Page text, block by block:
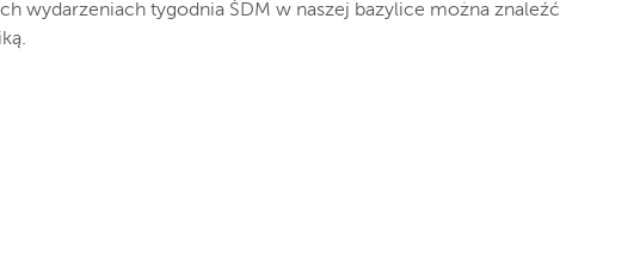
wydarzeniach tygodnia ŚDM w naszej bazylice można znaleźć